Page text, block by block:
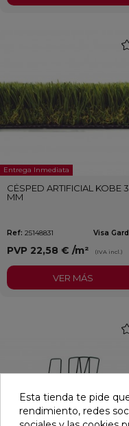
Entrega Inmediata
CÉSPED ARTIFICIAL KOBE
MM
Ref: 25148831 Visa
PVP 22,58 € /m² (IVA incl.)
VER MÁS
Esta tienda te pide
rendimiento, redes